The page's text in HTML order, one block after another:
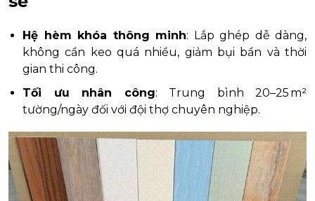
Hệ hèm khóa thông minh: Lắp ghép dễ dàng,
không cần keo quá nhiều, giảm bụi bẩn và thời
gian thi công.
Tối ưu nhân công: Trung bình 20–25 m²
tường/ngày đối với đội thợ chuyên nghiệp.